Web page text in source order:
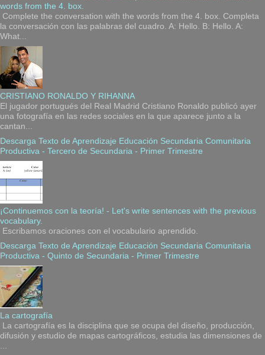
words from the 4. box.
Complete the conversation with the words from the 4. box. Completa
la conversación con las palabras del cuadro. A: Hello. B: Hello. A:
What...
CRISTIANO RONALDO Y RIHANNA
El jugador portugués del Real Madrid Cristiano Ronaldo publicó ayer
una fotografía en las redes sociales en la que aparece junto a la
cantan...
Descarga Texto de Aprendizaje Educación Secundaria Comunitaria
Productiva - Tercero de Secundaria - Primer Trimestre
¡Continuemos con la teoría! - Let's write sentences with the previous
vocabulary.
Escribamos oraciones con el vocabulario aprendido.
Descarga Texto de Aprendizaje Educación Secundaria Comunitaria
Productiva - Quinto de Secundaria - Primer Trimestre
La cartografía
La cartografía es la disciplina que se ocupa del diseño, producción,
difusión y estudio de mapas cartográficos, estudia las dimensiones de
...